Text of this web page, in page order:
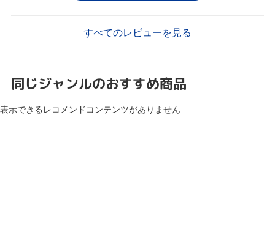
すべてのレビューを見る
同じジャンルのおすすめ商品
表示できるレコメンドコンテンツがありません